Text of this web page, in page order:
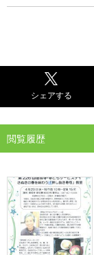
シェアする
閲覧履歴